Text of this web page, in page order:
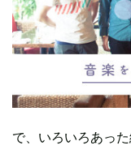
で、いろいろあっ